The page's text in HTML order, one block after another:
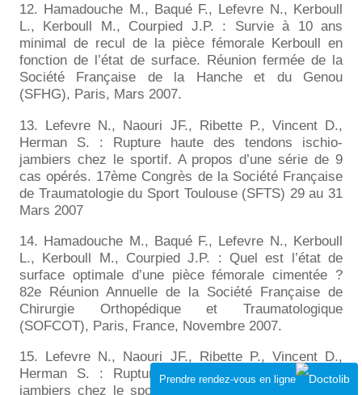
12. Hamadouche M., Baqué F., Lefevre N., Kerboull
L., Kerboull M., Courpied J.P. : Survie à 10 ans
minimal de recul de la pièce fémorale Kerboull en
fonction de l’état de surface. Réunion fermée de la
Société Française de la Hanche et du Genou
(SFHG), Paris, Mars 2007.
13. Lefevre N., Naouri JF., Ribette P., Vincent D.,
Herman S. : Rupture haute des tendons ischio-
jambiers chez le sportif. A propos d’une série de 9
cas opérés. 17ème Congrès de la Société Française
de Traumatologie du Sport Toulouse (SFTS) 29 au 31
Mars 2007
14. Hamadouche M., Baqué F., Lefevre N., Kerboull
L., Kerboull M., Courpied J.P. : Quel est l’état de
surface optimale d’une pièce fémorale cimentée ?
82e Réunion Annuelle de la Société Française de
Chirurgie Orthopédique et Traumatologique
(SOFCOT), Paris, France, Novembre 2007.
15. Lefevre N., Naouri JF., Ribette P., Vincent D.,
Herman S. : Rupture haute des tendons ischio-
jambiers chez le sportif. A propos d’une série de 9
Prendre rendez-vous en ligne